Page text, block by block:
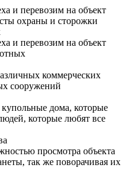
и перевозим на объект
охраны и сторожки
и перевозим на объект
коммерческих
сооружений
дома, которые
которые любят все
просмотра объекта
так же поворачивая их